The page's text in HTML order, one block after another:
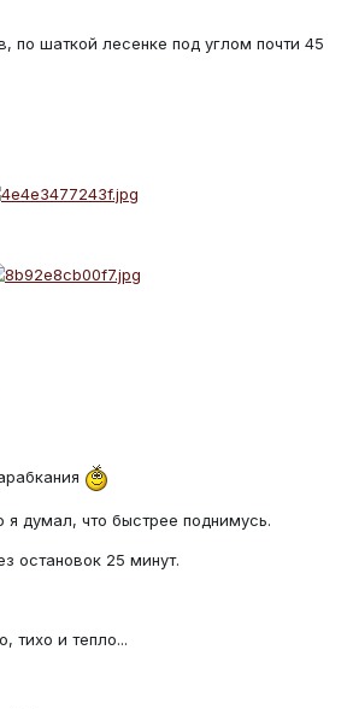
по шаткой лесенке под углом почти 45
я думал, что быстрее поднимусь.
остановок 25 минут.
тихо и тепло...